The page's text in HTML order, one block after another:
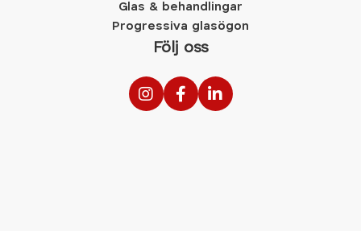
Glas & behandlingar
Progressiva glasögon
Följ oss